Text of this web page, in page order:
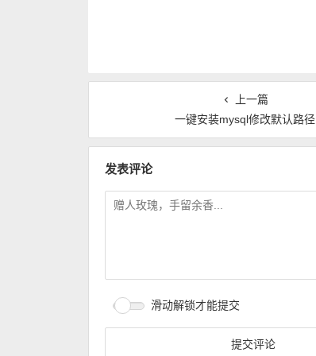
上一篇
一键安装mysql修改默认路径
发表评论
滑动解锁才能提交